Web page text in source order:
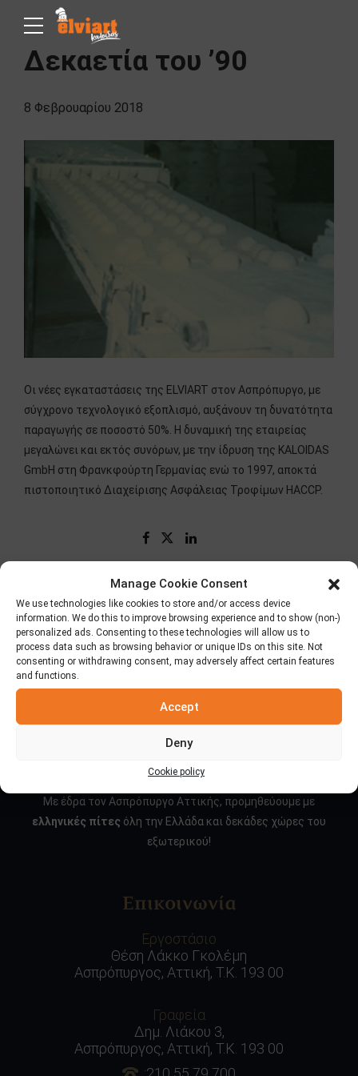
Manage Cookie Consent
We use technologies like cookies to store and/or access device
information. We do this to improve browsing experience and to show (non-)
personalized ads. Consenting to these technologies will allow us to
process data such as browsing behavior or unique IDs on this site. Not
consenting or withdrawing consent, may adversely affect certain features
and functions.
Accept
Deny
Cookie policy
Δεκαετία του ’90
8 Φεβρουαρίου 2018
Οι νέες εγκαταστάσεις της ELVIART στον Ασπρόπυργο, με
σύγχρονο τεχνολογικό εξοπλισμό, αυξάνουν τη δυνατότητα
παραγωγής σε ποσοστό 50%. Η δυναμική της εταιρείας
μεγαλώνει και εκτός συνόρων, με την ίδρυση της KALOIDAS
GmbH στη Φρανκφούρτη Γερμανίας ενώ το 1997, αποκτά
πιστοποιητικό Διαχείρισης Ασφάλειας Τροφίμων HACCP.
Ποιοι είμαστε
Με έδρα τον Ασπρόπυργο Αττικής, προμηθεύουμε με
ελληνικές πίτες όλη την Ελλάδα και δεκάδες χώρες του
εξωτερικού!
Επικοινωνία
Εργοστάσιο
Θέση Λάκκο Γκολέμη
Ασπρόπυργος, Αττική, Τ.Κ. 193 00
Γραφεία
Δημ. Λιάκου 3,
Ασπρόπυργος, Αττική, Τ.Κ. 193 00